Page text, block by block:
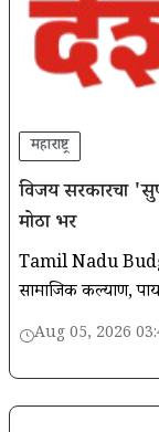
महाराष्ट्र
विजय सरकारचा
मोठा भर
Tamil Nadu
सामाजिक कल्याण,
निधीची घोषणा
डॉलर अर्थव्यवस्था
Aug 05, 2026